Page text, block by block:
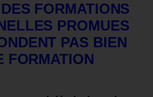
FORMATIONS
PROMUES
PAS BIEN
FORMATION